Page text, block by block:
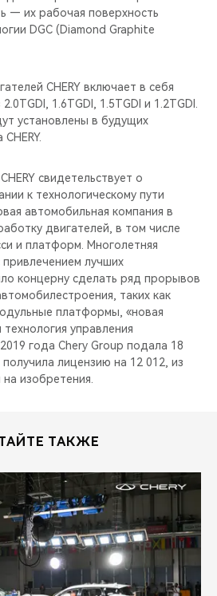
— их рабочая поверхность
DGC (Diamond Graphite
CHERY включает в себя
1.6TGDI, 1.5TGDI и 1.2TGDI.
установлены в будущих
свидетельствует о
к технологическому пути
автомобильная компания в
двигателей, в том числе
и платформ. Многолетняя
лучших
концерну сделать ряд прорывов
таких как
платформы, «новая
управления
года Chery Group подала 18
получила лицензию на 12 012, из
изобретения.
ТАКЖЕ